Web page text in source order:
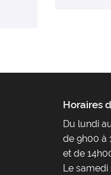
Horaires
Du lundi
de 9h00 à
et de
Le